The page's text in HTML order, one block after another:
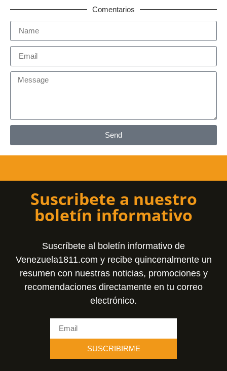
Comentarios
Send
Suscribete a nuestro
boletín informativo
Suscríbete al boletín informativo de
Venezuela1811.com y recibe quincenalmente un
resumen con nuestras noticias, promociones y
recomendaciones directamente en tu correo
electrónico.
SUSCRIBIRME